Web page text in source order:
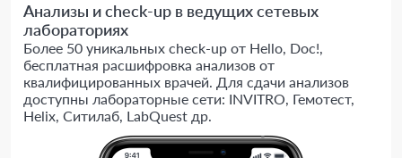
Анализы и check-up в ведущих сетевых
лабораториях
Более 50 уникальных check-up от Hello, Doc!,
бесплатная расшифровка анализов от
квалифицированных врачей. Для сдачи анализов
доступны лабораторные сети: INVITRO, Гемотест,
Helix, Ситилаб, LabQuest др.